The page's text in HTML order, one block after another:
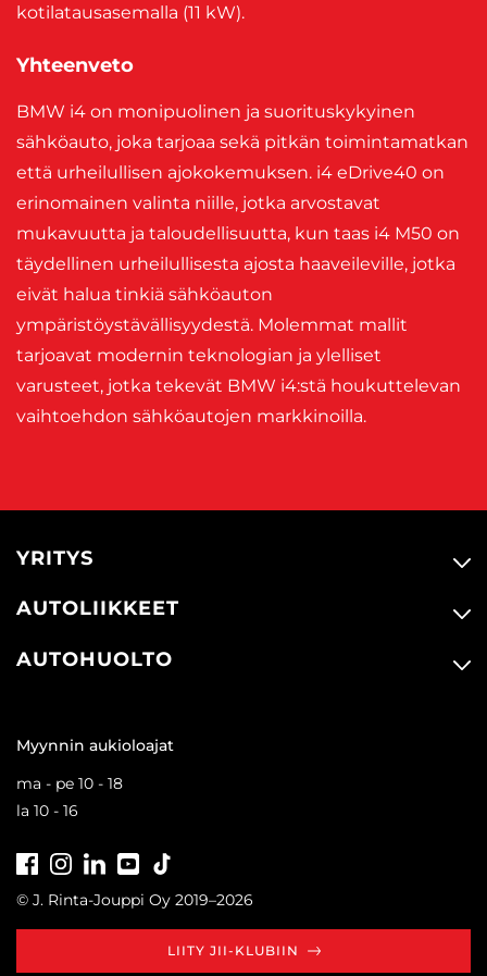
kotilatausasemalla (11 kW).
Yhteenveto
BMW i4 on monipuolinen ja suorituskykyinen
sähköauto, joka tarjoaa sekä pitkän toimintamatkan
että urheilullisen ajokokemuksen. i4 eDrive40 on
erinomainen valinta niille, jotka arvostavat
mukavuutta ja taloudellisuutta, kun taas i4 M50 on
täydellinen urheilullisesta ajosta haaveileville, jotka
eivät halua tinkiä sähköauton
ympäristöystävällisyydestä. Molemmat mallit
tarjoavat modernin teknologian ja ylelliset
varusteet, jotka tekevät BMW i4:stä houkuttelevan
vaihtoehdon sähköautojen markkinoilla.
YRITYS
AUTOLIIKKEET
AUTOHUOLTO
Myynnin aukioloajat
ma - pe 10 - 18
la 10 - 16
FacebookInstagramLinkedInYoutube
© J. Rinta-Jouppi Oy 2019–2026
LIITY JII-KLUBIIN